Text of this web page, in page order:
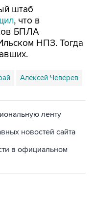
штаб
, что в
БПЛА
НПЗ. Тогда
Алексей Чеверев
ленту
новостей сайта
в официальном